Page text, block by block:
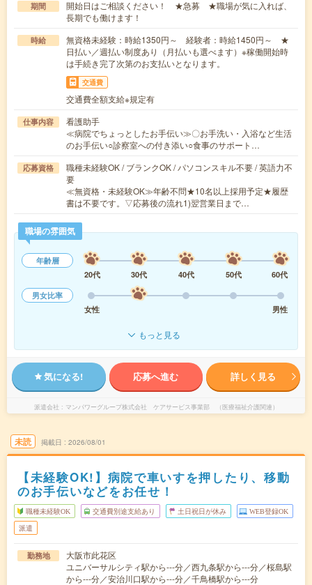
期間
開始日はご相談ください！ ★急募 ★職場が気に入れば、
長期でも働けます！
時給
無資格未経験：時給1350円～ 経験者：時給1450円～ ★
日払い／週払い制度あり（月払いも選べます）※稼働開始時
は手続き完了次第のお支払いとなります。
交通費
交通費全額支給※規定有
仕事内容
看護助手
≪病院でちょっとしたお手伝い≫〇お手洗い・入浴など生活
のお手伝い○診察室への付き添い○食事のサポート…
応募資格
職種未経験OK / ブランクOK / パソコンスキル不要 / 英語力不
要
≪無資格・未経験OK≫年齢不問★10名以上採用予定★履歴
書は不要です。▽応募後の流れ1)翌営業日まで…
職場の雰囲気
年齢層
20代
30代 40代 50代
60代
男女比率
女性
男性
もっと見る
気になる! 応募へ進む 詳しく見る
派遣会社 マンパワーグループ株式会社 ケアサービス事業部 （医療福祉介護関連）
未読 掲載日 2026/08/01
【未経験OK!】病院で車いすを押したり、移動
のお手伝いなどをお任せ！
職種未経験OK 交通費別途支給あり 土日祝日が休み WEB登録OK
派遣
勤務地
大阪市此花区
ユニバーサルシティ駅から---分／西九条駅から---分／桜島駅
から---分／安治川口駅から---分／千鳥橋駅から---分